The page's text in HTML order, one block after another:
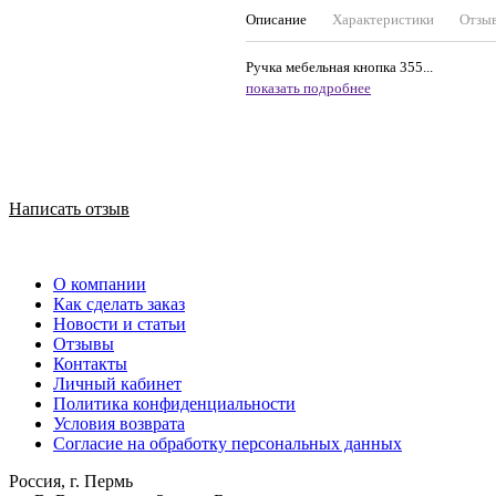
Описание Характеристики
Ручка мебельная кнопка 355...
показать подробнее
Написать отзыв
О компании
Как сделать заказ
Новости и статьи
Отзывы
Контакты
Личный кабинет
Политика конфиденциальности
Условия возврата
Согласие на обработку персональных данных
Россия, г. Пермь